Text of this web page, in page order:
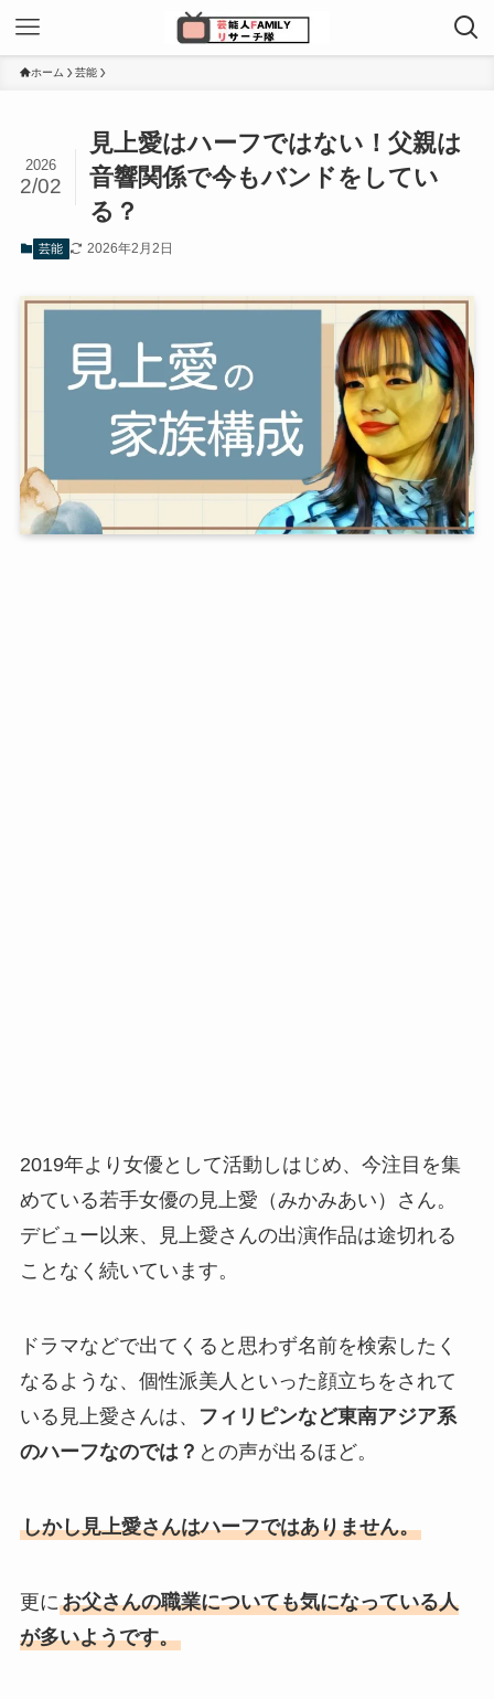
ホーム 芸能
見上愛はハーフではない！父親は
音響関係で今もバンドをしてい
る？
2026
2/02
芸能 2026年2月2日
2019年より女優として活動しはじめ、今注目を集
めている若手女優の見上愛（みかみあい）さん。
デビュー以来、見上愛さんの出演作品は途切れる
ことなく続いています。
ドラマなどで出てくると思わず名前を検索したく
なるような、個性派美人といった顔立ちをされて
いる見上愛さんは、
フィリピンなど東南アジア系
のハーフなのでは？ との声が出るほど。
しかし見上愛さんはハーフではありません。
更にお父さんの職業についても気になっている人
が多いようです。